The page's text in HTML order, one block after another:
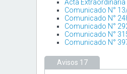
Acta Extraordinaria
Comunicado N°
Comunicado N°
Comunicado N°
Comunicado N°
Comunicado N°
Avisos 17